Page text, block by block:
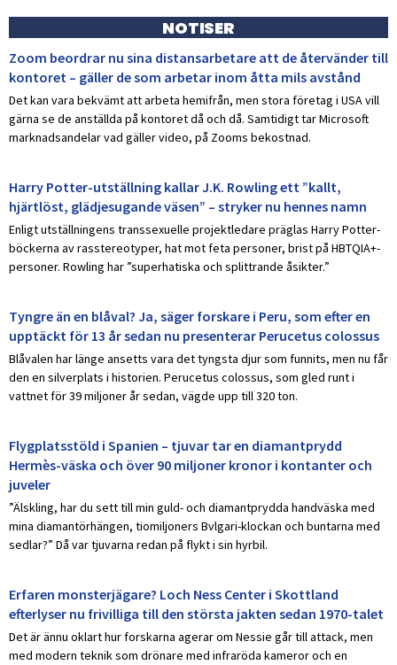
NOTISER
Zoom beordrar nu sina distansarbetare att de återvänder till
kontoret – gäller de som arbetar inom åtta mils avstånd
Det kan vara bekvämt att arbeta hemifrån, men stora företag i USA vill
gärna se de anställda på kontoret då och då. Samtidigt tar Microsoft
marknadsandelar vad gäller video, på Zooms bekostnad.
Harry Potter-utställning kallar J.K. Rowling ett ”kallt,
hjärtlöst, glädjesugande väsen” – stryker nu hennes namn
Enligt utställningens transsexuelle projektledare präglas Harry Potter-
böckerna av rasstereotyper, hat mot feta personer, brist på HBTQIA+-
personer. Rowling har ”superhatiska och splittrande åsikter.”
Tyngre än en blåval? Ja, säger forskare i Peru, som efter en
upptäckt för 13 år sedan nu presenterar Perucetus colossus
Blåvalen har länge ansetts vara det tyngsta djur som funnits, men nu får
den en silverplats i historien. Perucetus colossus, som gled runt i
vattnet för 39 miljoner år sedan, vägde upp till 320 ton.
Flygplatsstöld i Spanien – tjuvar tar en diamantprydd
Hermès-väska och över 90 miljoner kronor i kontanter och
juveler
”Älskling, har du sett till min guld- och diamantprydda handväska med
mina diamantörhängen, tiomiljoners Bvlgari-klockan och buntarna med
sedlar?” Då var tjuvarna redan på flykt i sin hyrbil.
Erfaren monsterjägare? Loch Ness Center i Skottland
efterlyser nu frivilliga till den största jakten sedan 1970-talet
Det är ännu oklart hur forskarna agerar om Nessie går till attack, men
med modern teknik som drönare med infraröda kameror och en